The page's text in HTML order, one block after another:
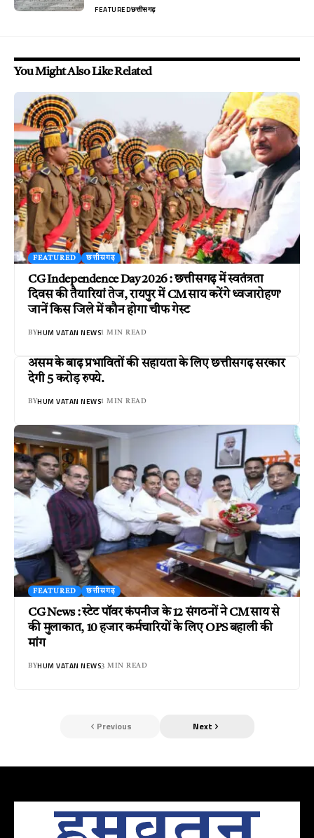
FEATUREDछत्तीसगढ़
You Might Also Like Related
FEATURED छत्तीसगढ़
CG Independence Day 2026 : छत्तीसगढ़ में स्वतंत्रता
दिवस की तैयारियां तेज, रायपुर में CM साय करेंगे ध्वजारोहण’
जानें किस जिले में कौन होगा चीफ गेस्ट
BYHUM VATAN NEWS1 MIN READ
असम के बाढ़ प्रभावितों की सहायता के लिए छत्तीसगढ़ सरकार
देगी 5 करोड़ रुपये.
BYHUM VATAN NEWS1 MIN READ
FEATURED छत्तीसगढ़
CG News : स्टेट पॉवर कंपनीज के 12 संगठनों ने CM साय से
की मुलाकात, 10 हजार कर्मचारियों के लिए OPS बहाली की
मांग
BYHUM VATAN NEWS3 MIN READ
Previous Next